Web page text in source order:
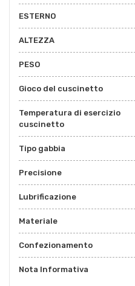
ESTERNO
ALTEZZA
PESO
Gioco del cuscinetto
Temperatura di esercizio
cuscinetto
Tipo gabbia
Precisione
Lubrificazione
Materiale
Confezionamento
Nota Informativa